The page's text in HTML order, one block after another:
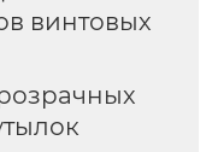
винтовых